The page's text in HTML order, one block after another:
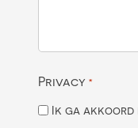
Privacy *
Ik ga akkoord